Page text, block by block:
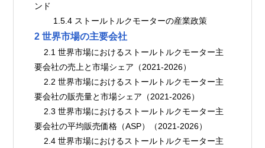
ンド
        1.5.4 ストールトルクモーターの産業政策
2 世界市場の主要会社
要会社の売上と市場シェア（2021-2026）
要会社の販売量と市場シェア（2021-2026）
要会社の平均販売価格（ASP）（2021-2026）